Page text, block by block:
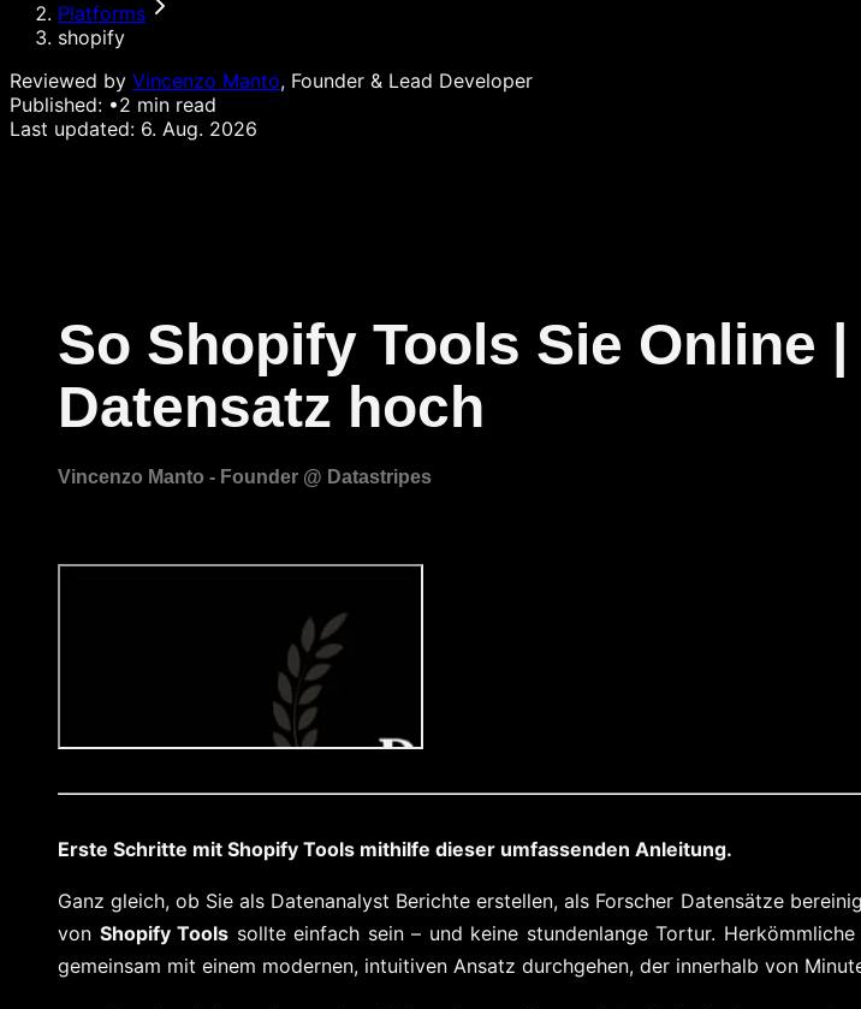
Platforms
shopify
Reviewed by Vincenzo Manto, Founder & Lead Developer
Published: •2 min read
Last updated: 6. Aug. 2026
So Shopify Tools Sie Online
Datensatz hoch
Erste Schritte mit Shopify Tools mithilfe dieser umfassenden Anleitung.
Ganz gleich, ob Sie als Datenanalyst Berichte erstellen, als Forscher Datensätze
von Shopify Tools sollte einfach sein – und keine stundenlange Tortur.
gemeinsam mit einem modernen, intuitiven Ansatz durchgehen, der innerhalb von